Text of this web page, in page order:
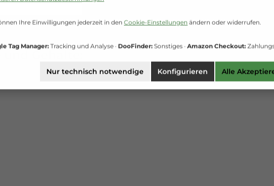
Gehalte:
Ihre Einwilligungen jederzeit in den Cookie-Einstellungen ändern oder widerrufen.
Tag Manager: Tracking und Analyse · DooFinder: Sonstiges · Amazon Checkout:
Nur technisch notwendige Konfigurieren Alle